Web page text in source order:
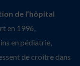
de l’hôpital
en 1996,
en pédiatrie,
de croître dans